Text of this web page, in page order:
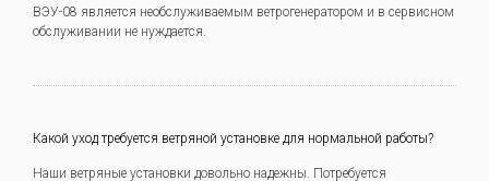
ВЭУ-08 является необслуживаемым ветрогенератором и в сервисном
обслуживании не нуждается.
Какой уход требуется ветряной установке для нормальной работы?
Наши ветряные установки довольно надежны. Потребуется